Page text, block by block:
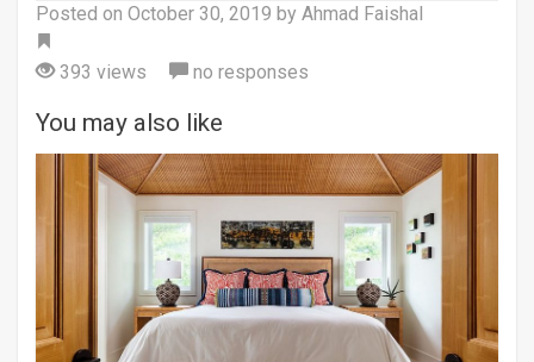
Posted on October 30, 2019 by Ahmad Faishal
393 views
no responses
You may also like